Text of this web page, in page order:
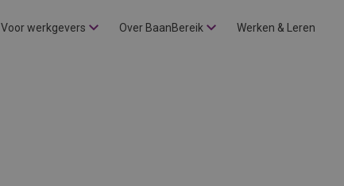
Voor werkgevers Over BaanBereik Werken & Leren